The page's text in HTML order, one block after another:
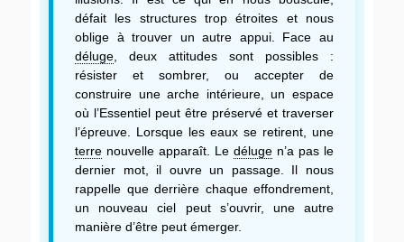
défait les structures trop étroites et nous
oblige à trouver un autre appui. Face au
déluge , deux attitudes sont possibles :
résister et sombrer, ou accepter de
construire une arche intérieure, un espace
où l’Essentiel peut être préservé et traverser
l’épreuve. Lorsque les eaux se retirent, une
terre nouvelle apparaît. Le déluge n’a pas le
dernier mot, il ouvre un passage. Il nous
rappelle que derrière chaque effondrement,
un nouveau ciel peut s’ouvrir, une autre
manière d’être peut émerger.